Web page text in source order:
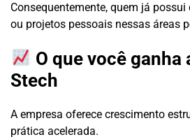
Consequentemente, quem já
ou projetos pessoais nessas áreas
O que você ganha
Stech
A empresa oferece crescimento
prática acelerada.